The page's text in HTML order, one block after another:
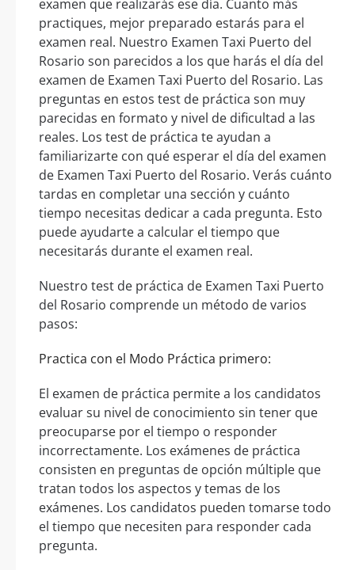
examen que realizarás ese día. Cuanto más
practiques, mejor preparado estarás para el
examen real. Nuestro Examen Taxi Puerto del
Rosario son parecidos a los que harás el día del
examen de Examen Taxi Puerto del Rosario. Las
preguntas en estos test de práctica son muy
parecidas en formato y nivel de dificultad a las
reales. Los test de práctica te ayudan a
familiarizarte con qué esperar el día del examen
de Examen Taxi Puerto del Rosario. Verás cuánto
tardas en completar una sección y cuánto
tiempo necesitas dedicar a cada pregunta. Esto
puede ayudarte a calcular el tiempo que
necesitarás durante el examen real.
Nuestro test de práctica de Examen Taxi Puerto
del Rosario comprende un método de varios
pasos:
Practica con el Modo Práctica primero:
El examen de práctica permite a los candidatos
evaluar su nivel de conocimiento sin tener que
preocuparse por el tiempo o responder
incorrectamente. Los exámenes de práctica
consisten en preguntas de opción múltiple que
tratan todos los aspectos y temas de los
exámenes. Los candidatos pueden tomarse todo
el tiempo que necesiten para responder cada
pregunta.